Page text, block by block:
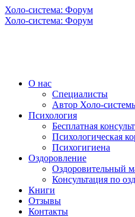
Холо-система: Форум
Холо-система: Форум
О нас
Специалисты
Автор Холо-
Психология
Бесплатная
Психологическая
Психогигиена
Оздоровление
Оздоровительный
Консультация по
Книги
Отзывы
Контакты